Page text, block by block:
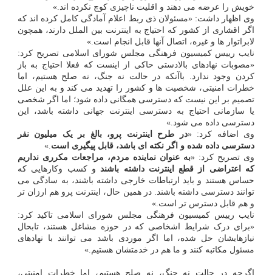
خویش را عرضه می دهند و اقلیت ناچیزی کوچ نکرده اند.»
وی اظهار داشت: «مسئولان ذی ربط اعلام آمادگی کامل کرده اند که
اگر اقشاری از کشور که احتیاج به اینترنت بین الملل دارند، همچون
لابراتوار ها و غیره، اتصال آنها قابل انجام است.»
نایب رییس کمیسیون فرهنگی مجلس شورای اسلامی تصریح کرد:
«مصوبات نهادهای بالادستی حاکی از اینست که فعلا احتیاج به باز
کردن وجود ندارد. باآنکه در حالت نه جنگ، نه صلح هستیم، اما
خطرات امنیتی، شخصیت ها و کشور را تهدید می کند و به این علل
تصمیم بر این نیست که دسترسی همگانی داده شود؛ اما اگر شخصی
یا سازمانی احتیاج به دسترسی اینترنت جهانی داشته باشد، این
دسترسی داده می شود.»
وی اضافه کرد: «در طرح اینترنت پرو، بالغ بر یک میلیون نفر
دسترسی داده شده و اگر نکته ای باشد، قابل پیگیری است.»
وی تصریح کرد: «به عنوان نماینده مردم، مراجعات مکرری نداریم
که اعتراضی از قطع اینترنت داشته باشندو کسب وکارهایی که
حساس هستند و باید ارتباطات خارجی داشته باشند، به سادگی می
توانند دسترسی داشته باشند. در همین حال، اینترنت پرو هم ارزان تر
و هم قابل دسترس تر است.»
نایب رییس کمیسیون فرهنگی مجلس شورای اسلامی تاکید کرد:
«برای درک شرایط اشخاصی که در حوزه مشاغل هستند، تابحال
نیازهایشان حل شده، اما اگر موردی باشد می توانند با نهادهای
مسئول مکاتبه کنند و ما هم در خدمتشان هستیم.»
اگرچه در حالت نه جنگ، نه صلح هستیم، اما خطرات امنیتی،